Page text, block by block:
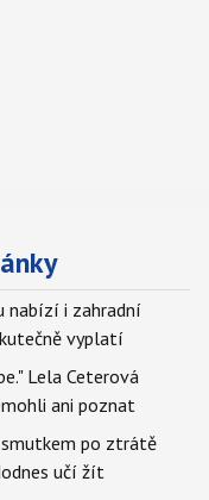
nabízí i zahradní
vyplatí
Lela Ceterová
ani poznat
po ztrátě
učí žít